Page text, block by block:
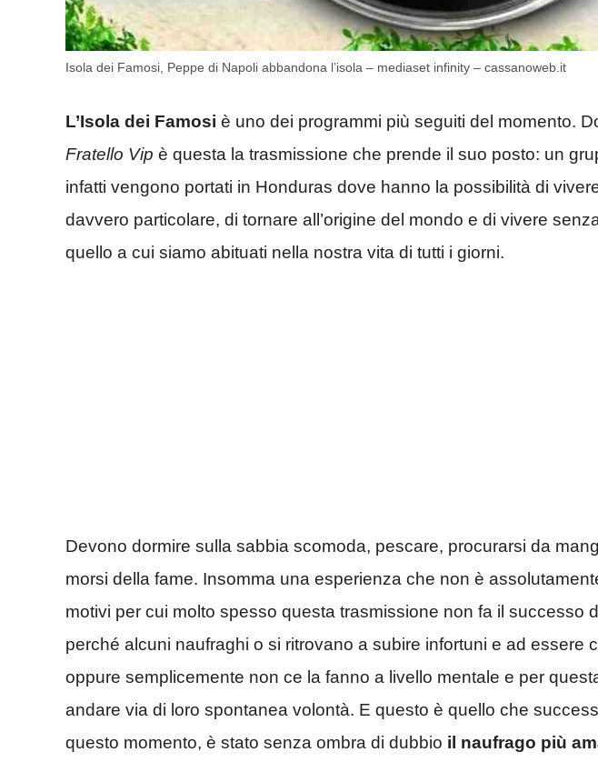
Isola dei Famosi, Peppe di Napoli abbandona l’isola – mediaset infinity – cassanoweb.it
L’Isola dei Famosi è uno dei programmi più seguiti del momento.
Fratello Vip è questa la trasmissione che prende il suo posto: un
infatti vengono portati in Honduras dove hanno la possibilità di
davvero particolare, di tornare all’origine del mondo e di vivere
quello a cui siamo abituati nella nostra vita di tutti i giorni.
Devono dormire sulla sabbia scomoda, pescare, procurarsi da
morsi della fame. Insomma una esperienza che non è
motivi per cui molto spesso questa trasmissione non fa il successo
perché alcuni naufraghi o si ritrovano a subire infortuni e ad essere
oppure semplicemente non ce la fanno a livello mentale e per
andare via di loro spontanea volontà. E questo è quello che
questo momento, è stato senza ombra di dubbio il naufrago più